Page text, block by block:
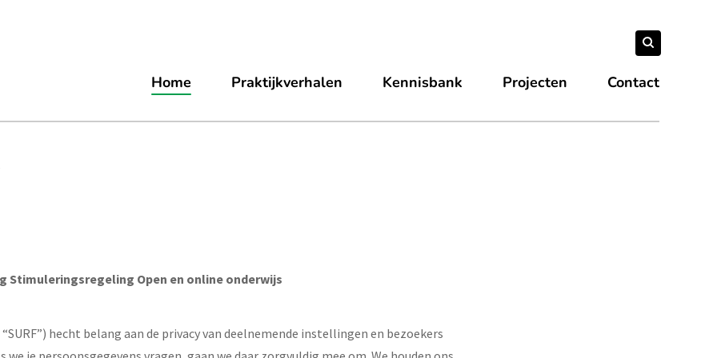
Zoeken
naar:Zoeken
Home Praktijkverhalen Kennisbank Projecten Contact
Stimuleringsregeling Open en online onderwijs
“SURF”) hecht belang aan de privacy van deelnemende instellingen en bezoekers